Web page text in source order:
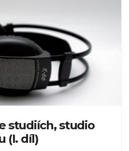
studiích, studio
(I. díl)